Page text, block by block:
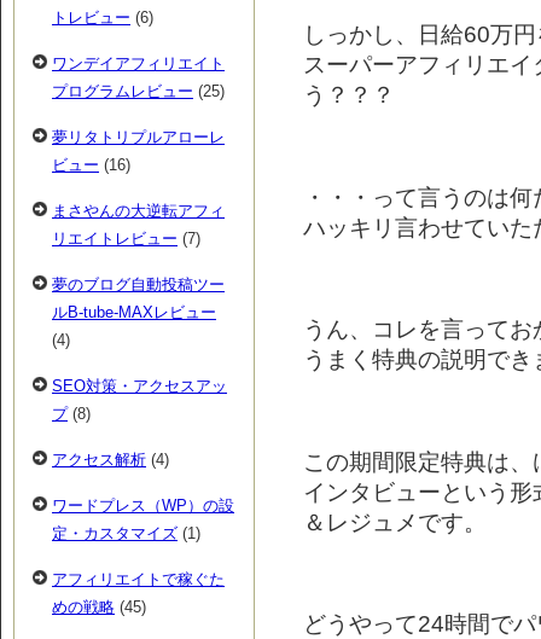
しっかし、日給60万
スーパーアフィリエ
う？？？
・・・って言うのは
ハッキリ言わせてい
うん、コレを言ってお
うまく特典の説明で
この期間限定特典は
インタビューという
＆レジュメです。
どうやって24時間で
トレビュー (6)
ワンデイアフィリエイト
プログラムレビュー (25)
夢リタトリプルアローレ
ビュー (16)
まさやんの大逆転アフィ
リエイトレビュー (7)
夢のブログ自動投稿ツー
ルB-tube-MAXレビュー
(4)
SEO対策・アクセスアッ
プ(8)
アクセス解析 (4)
ワードプレス（WP）の設
定・カスタマイズ (1)
アフィリエイトで稼ぐた
めの戦略 (45)